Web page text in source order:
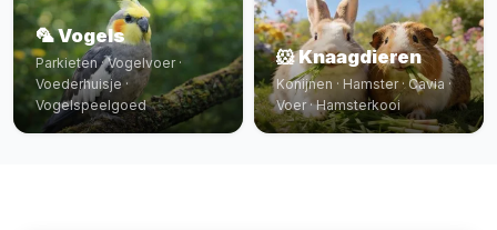
🦜 Vogels
Parkieten · Vogelvoer ·
Voederhuisje ·
Vogelspeelgoed
🐹 Knaagdieren
Konijnen · Hamster · Cavia ·
Voer · Hamsterkooi